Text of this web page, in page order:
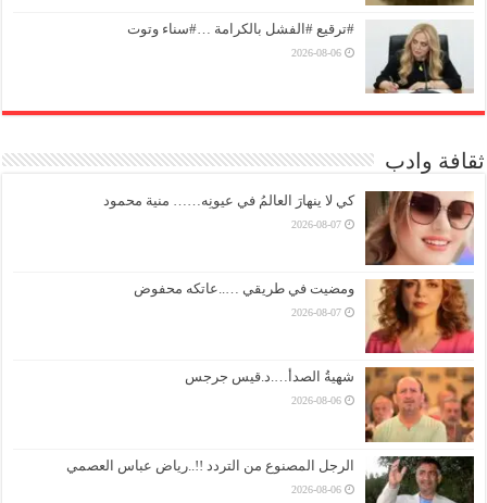
#ترقيع #الفشل بالكرامة …#سناء وتوت
2026-08-06
ثقافة وادب
كي لا ينهارَ العالمُ في عيونِه…… منية محمود
2026-08-07
ومضيت في طريقي …..عاتكه محفوض
2026-08-07
شهيةُ الصدأ….د.قيس جرجس
2026-08-06
الرجل المصنوع من التردد !!..رياض عباس العصمي
2026-08-06